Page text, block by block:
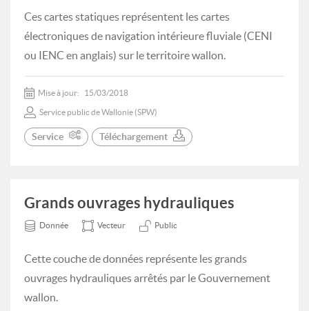
Ces cartes statiques représentent les cartes
électroniques de navigation intérieure fluviale (CENI
ou IENC en anglais) sur le territoire wallon.
Mise à jour: 15/03/2018
Service public de Wallonie (SPW)
Service Téléchargement
Grands ouvrages hydrauliques
Donnée Vecteur Public
Cette couche de données représente les grands
ouvrages hydrauliques arrêtés par le Gouvernement
wallon.